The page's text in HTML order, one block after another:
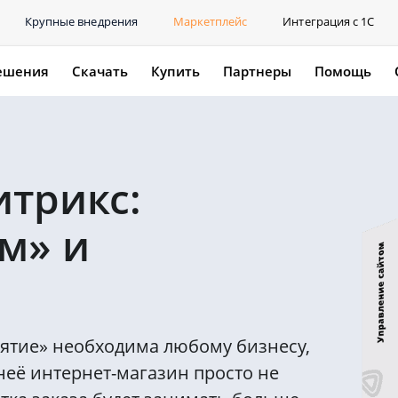
Крупные внедрения Маркетплейс Интеграция с 1С
Скачать Купить Партнеры Помощь
и
необходима любому бизнесу,
интернет-магазин просто не